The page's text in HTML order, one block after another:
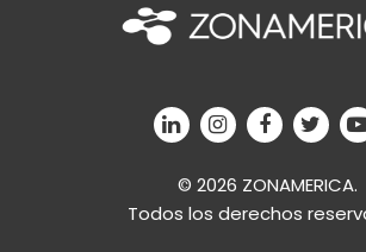
© 2026 ZONAMERICA.
Todos los derechos